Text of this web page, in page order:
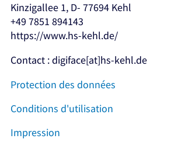
Kinzigallee 1, D- 77694 Kehl
+49 7851 894143
https://www.hs-kehl.de/
Contact : digiface[at]hs-kehl.de
Protection des données
Conditions d'utilisation
Impression